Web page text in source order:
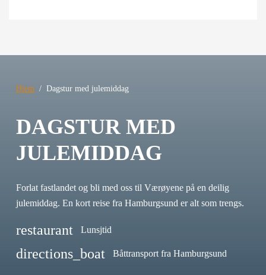
Hjem Dagstur med julemiddag
DAGSTUR MED
JULEMIDDAG
Forlat fastlandet og bli med oss til Værøyene på en deilig
julemiddag. En kort reise fra Hamburgsund er alt som trengs.
restaurant Lunsjtid
directions_boat Båttransport fra Hamburgsund